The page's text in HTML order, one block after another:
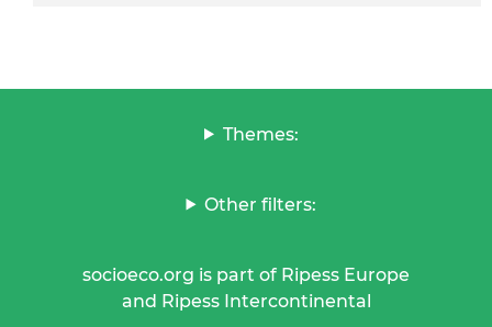
Themes:
Other filters:
socioeco.org is part of Ripess Europe
and Ripess Intercontinental